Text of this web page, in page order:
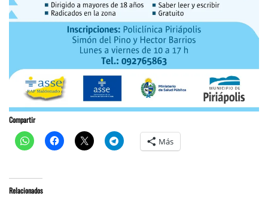
Compartir
Más
Relacionados